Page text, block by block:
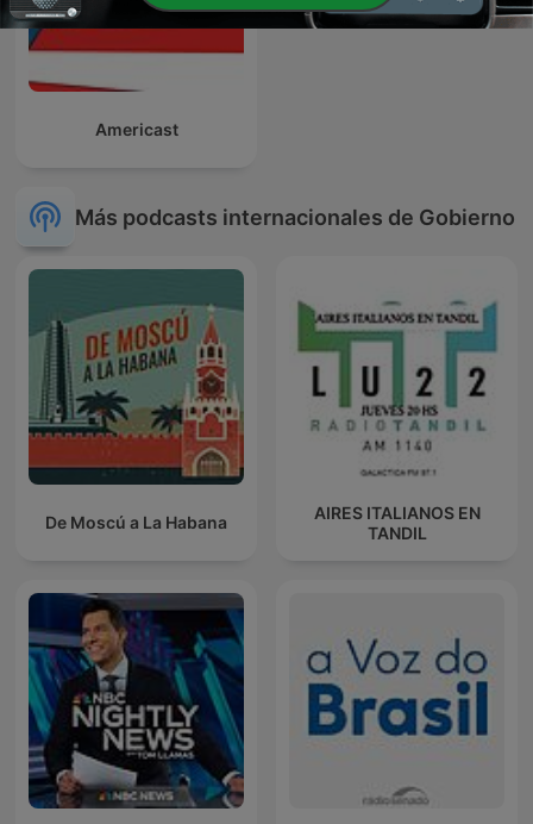
Americast
Más podcasts internacionales de Gobierno
De Moscú a La Habana
AIRES ITALIANOS EN
TANDIL